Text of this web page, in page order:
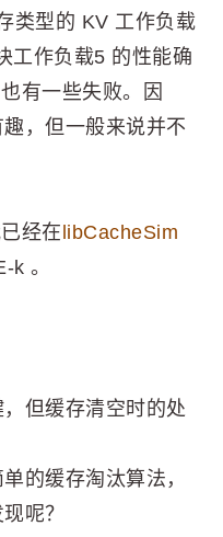
类型的 KV 工作负载
工作负载5 的性能确
有一些失败。因
，但一般来说并不
经在 libCacheSim
k 。
但缓存清空时的处
的缓存淘汰算法，
呢？